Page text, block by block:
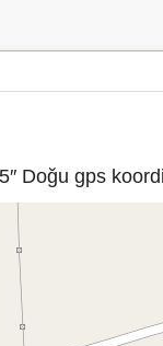
Doğu gps